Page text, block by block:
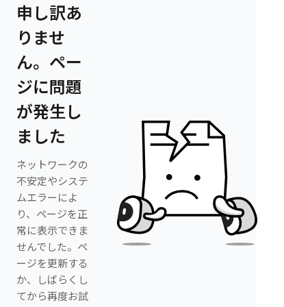
申し訳あ
りませ
ん。ペー
ジに問題
が発生し
ました
ネットワークの
不安定やシステ
ムエラーによ
り、ページを正
常に表示できま
せんでした。ペ
ージを更新する
か、しばらくし
てから再度お試